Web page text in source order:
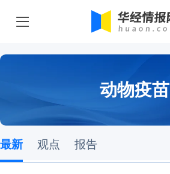
动物疫苗
最新 观点 报告